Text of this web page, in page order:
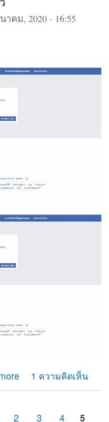
าคม, 2020 - 16:55
เพื่อยืนยันตัวตนของเฟสบุ๊ค
กเลิกการใช้างานไปหลาย
1 ความคิดเห็น
2 3 4 5